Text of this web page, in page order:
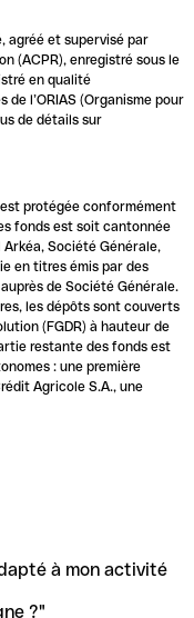
agréé et supervisé par
(ACPR), enregistré sous le
en qualité
de l’ORIAS (Organisme pour
de détails sur
protégée conformément
fonds est soit cantonnée
Société Générale,
en titres émis par des
de Société Générale.
les dépôts sont couverts
(FGDR) à hauteur de
restante des fonds est
: une première
Agricole S.A., une
à mon activité
?"